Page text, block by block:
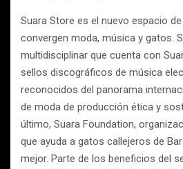
Suara Store es el nuevo espacio
convergen moda, música y gatos.
multidisciplinar que cuenta con
sellos discográficos de música
reconocidos del panorama
de moda de producción ética y
último, Suara Foundation,
que ayuda a gatos callejeros de
mejor. Parte de los beneficios del